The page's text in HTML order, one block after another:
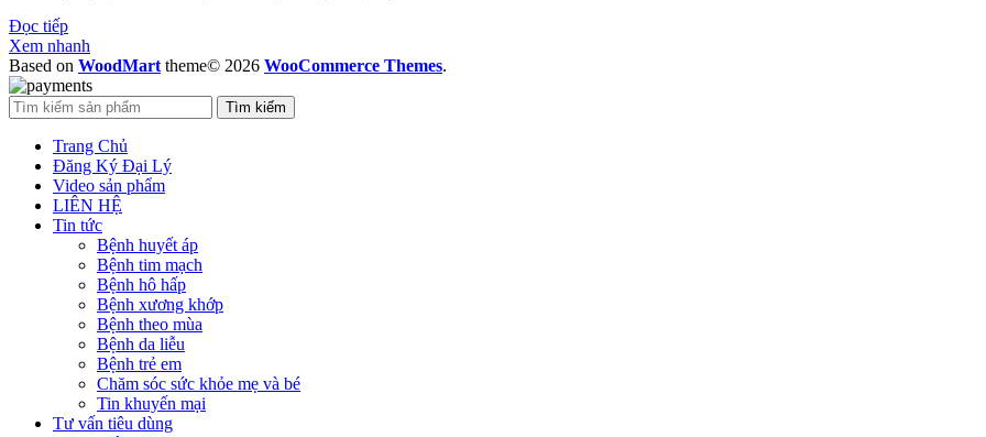
Đọc tiếp
Xem nhanh
Based on WoodMarttheme© 2026 WooCommerce Themes.
Tìm kiếm
Trang Chủ
Đăng Ký Đại Lý
Video sản phẩm
LIÊN HỆ
Tin tức
Bệnh huyết áp
Bệnh tim mạch
Bệnh hô hấp
Bệnh xương khớp
Bệnh theo mùa
Bệnh da liễu
Bệnh trẻ em
Chăm sóc sức khỏe mẹ và bé
Tin khuyến mại
Tư vấn tiêu dùng